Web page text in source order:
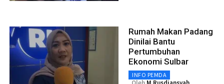
Rumah Makan Padang
Dinilai Bantu
Pertumbuhan
Ekonomi Sulbar
INFO PEMDA